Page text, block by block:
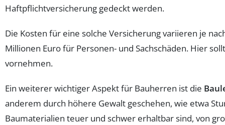
Haftpflichtversicherung gedeckt werden.
Die Kosten für eine solche Versicherung variieren je
Millionen Euro für Personen- und Sachschäden. Hier
vornehmen.
Ein weiterer wichtiger Aspekt für Bauherren ist die
anderem durch höhere Gewalt geschehen, wie etwa
Baumaterialien teuer und schwer erhaltbar sind, von